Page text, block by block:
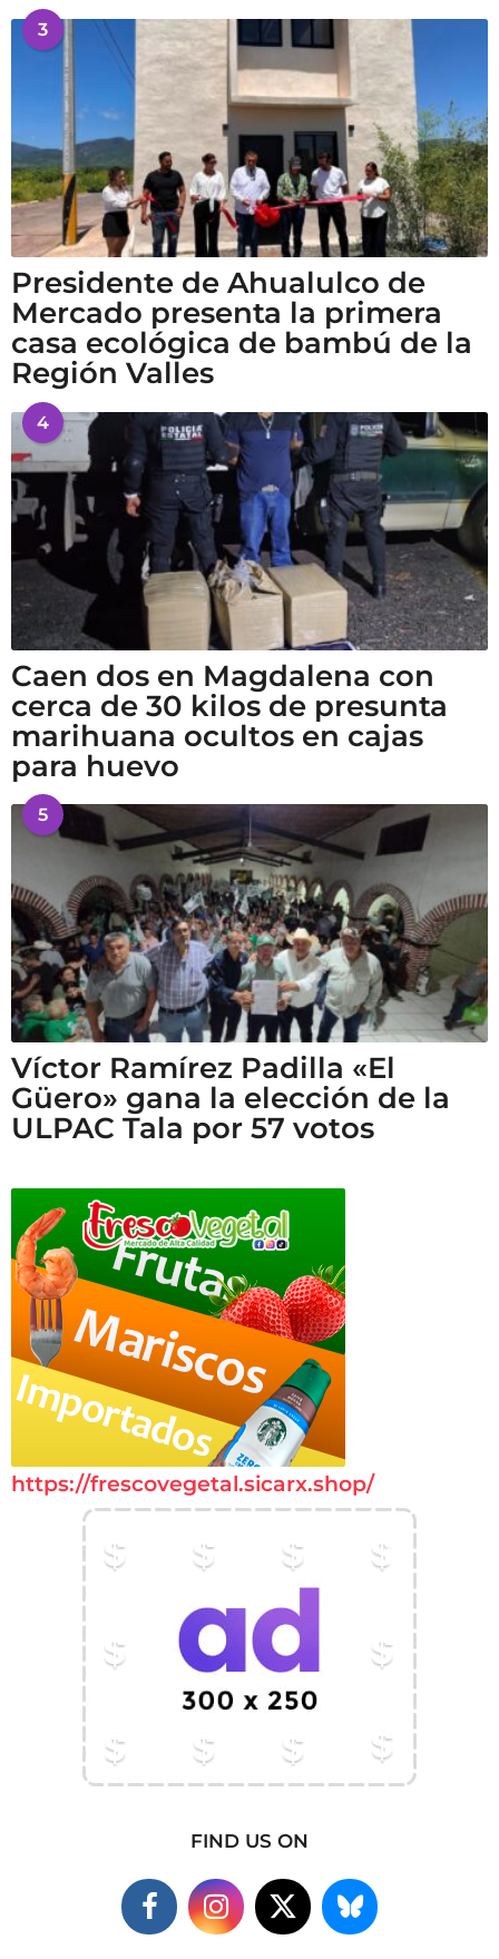
3
Presidente de Ahualulco de
Mercado presenta la primera
casa ecológica de bambú de la
Región Valles
4
Caen dos en Magdalena con
cerca de 30 kilos de presunta
marihuana ocultos en cajas
para huevo
5
Víctor Ramírez Padilla «El
Güero» gana la elección de la
ULPAC Tala por 57 votos
https://frescovegetal.sicarx.shop/
FIND US ON